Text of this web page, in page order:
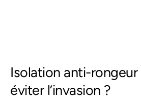
Isolation anti-
éviter l’invasion ?